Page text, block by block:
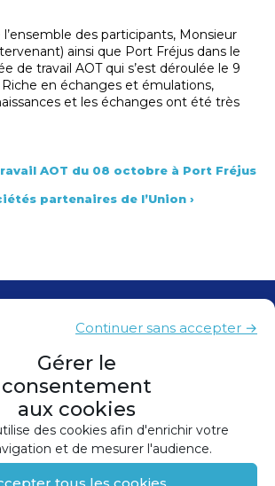
Gérer le
consentement
aux cookies
des cookies afin d'enrichir votre
et de mesurer l'audience.
tous les cookies
Continuer sans accepter →
l’ensemble des participants, Monsieur
ainsi que Port Fréjus dans le
de travail AOT qui s’est déroulée le 9
en échanges et émulations,
et les échanges ont été très
AOT du 08 octobre à Port Fréjus
partenaires de l’Union ›